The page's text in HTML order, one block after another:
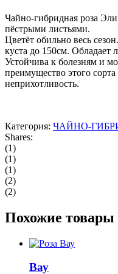
Чайно-гибридная роза
пёстрыми листьями.
Цветёт обильно весь
куста до 150см.
Устойчива к болезням и
преимущество этого
неприхотливость.
Категория: ЧАЙНО-
Shares:
(1)
(1)
(1)
(2)
(2)
Похожие товары
Вау